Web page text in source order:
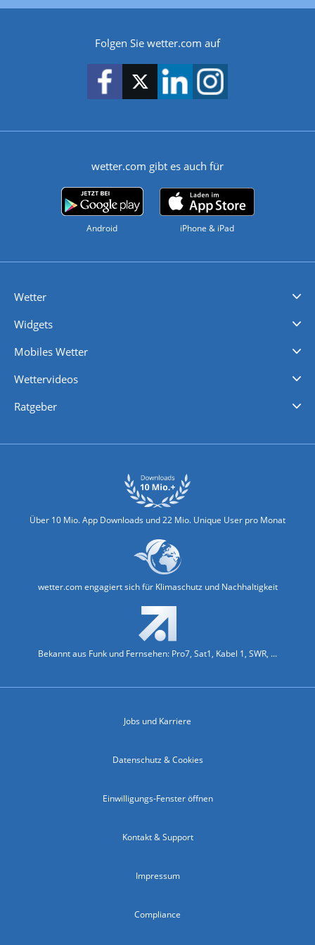
Folgen Sie wetter.com auf
wetter.com gibt es auch für
Android iPhone & iPad
Wetter
Widgets
Mobiles Wetter
Wettervideos
Ratgeber
Über 10 Mio. App Downloads und 22 Mio. Unique User pro Monat
wetter.com engagiert sich für Klimaschutz und Nachhaltigkeit
Bekannt aus Funk und Fernsehen: Pro7, Sat1, Kabel 1, SWR, ...
Jobs und Karriere
Datenschutz & Cookies
Einwilligungs-Fenster öffnen
Kontakt & Support
Impressum
Compliance